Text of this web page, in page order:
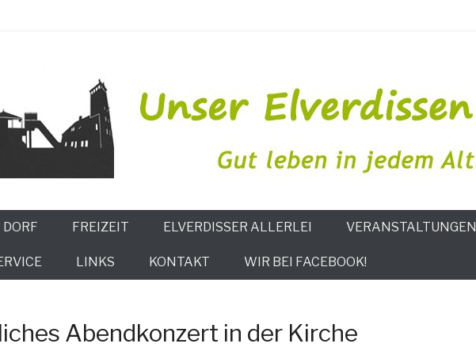
DORF FREIZEIT ELVERDISSER ALLERLEI VERANSTALTUNGEN
LINKS KONTAKT WIR BEI FACEBOOK!
Abendkonzert in der Kirche